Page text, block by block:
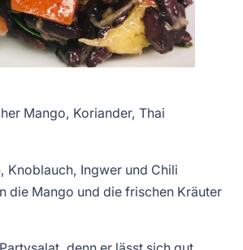
Mango, Koriander, Thai
Knoblauch, Ingwer und Chili
die Mango und die frischen Kräuter